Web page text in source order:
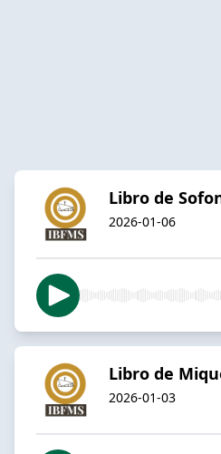
Libro de
2026-01-06
Libro de
2026-01-03